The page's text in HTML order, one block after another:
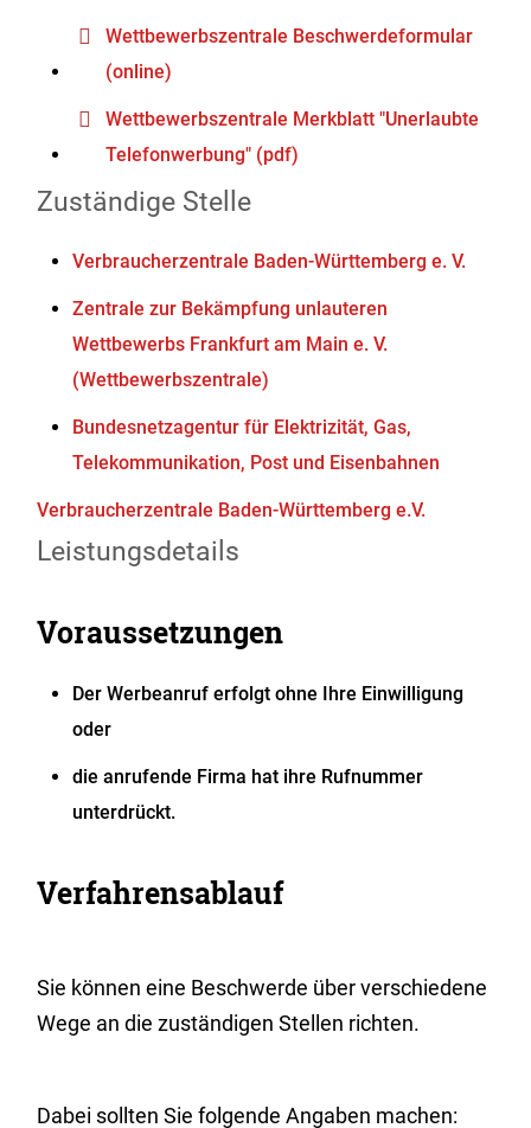
Wettbewerbszentrale Beschwerdeformular
(online)
Wettbewerbszentrale Merkblatt "Unerlaubte
Telefonwerbung" (pdf)
Zuständige Stelle
Verbraucherzentrale Baden-Württemberg e. V.
Zentrale zur Bekämpfung unlauteren
Wettbewerbs Frankfurt am Main e. V.
(Wettbewerbszentrale)
Bundesnetzagentur für Elektrizität, Gas,
Telekommunikation, Post und Eisenbahnen
Verbraucherzentrale Baden-Württemberg e.V.
Leistungsdetails
Voraussetzungen
Der Werbeanruf erfolgt ohne Ihre Einwilligung
oder
die anrufende Firma hat ihre Rufnummer
unterdrückt.
Verfahrensablauf
Sie können eine Beschwerde über verschiedene
Wege an die zuständigen Stellen richten.
Dabei sollten Sie folgende Angaben machen: